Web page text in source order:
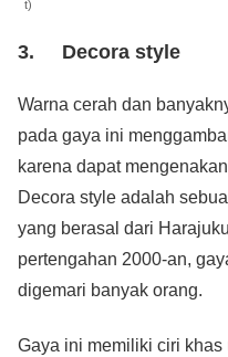
t)
3. Decora style
Warna cerah dan
pada gaya ini
karena dapat
Decora style adalah
yang berasal dari
pertengahan 2000-an,
digemari banyak orang.
Gaya ini memiliki ciri